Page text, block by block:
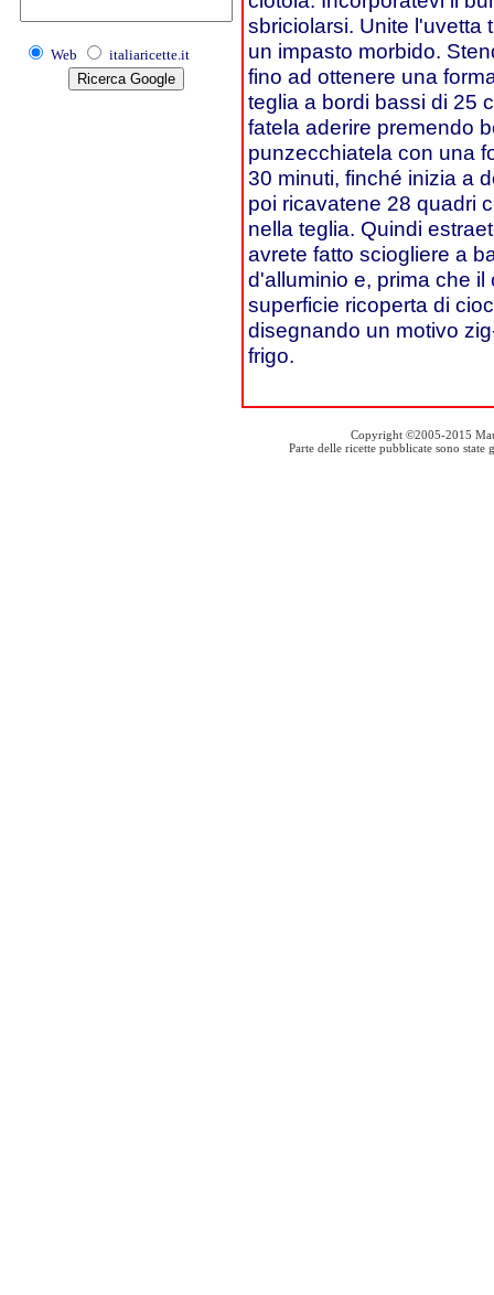
Web italiaricette.it
sbriciolarsi. Unite l'uvetta
un impasto morbido.
fino ad ottenere una
teglia a bordi bassi di 25
fatela aderire premendo
punzecchiatela con una
30 minuti, finché inizia a
poi ricavatene 28 quadri
nella teglia. Quindi
avrete fatto sciogliere a
d'alluminio e, prima che
superficie ricoperta di
disegnando un motivo
frigo.
Copyright ©2005-2015
Parte delle ricette pubblicate sono state